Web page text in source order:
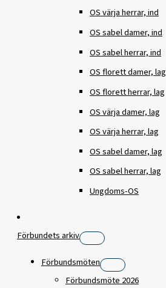
OS värja herrar, ind
OS sabel damer, ind
OS sabel herrar, ind
OS florett damer, lag
OS florett herrar, lag
OS värja damer, lag
OS värja herrar, lag
OS sabel damer, lag
OS sabel herrar, lag
Ungdoms-OS
Förbundets arkiv
Förbundsmöten
Förbundsmöte 2026